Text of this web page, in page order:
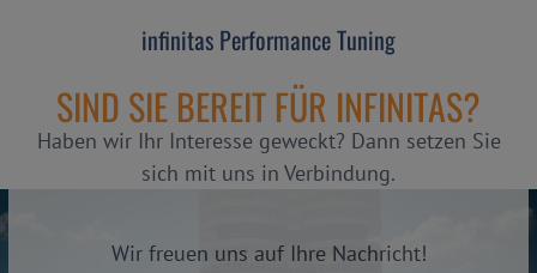
infinitas Performance Tuning
SIND SIE BEREIT FÜR INFINITAS?
Haben wir Ihr Interesse geweckt? Dann setzen Sie
sich mit uns in Verbindung.
Wir freuen uns auf Ihre Nachricht!